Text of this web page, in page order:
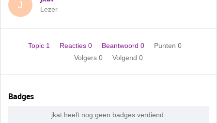
J Lezer
Topic 1 Reacties 0 Beantwoord 0
Punten 0
Volgers 0 Volgend 0
Badges
jkat heeft nog geen badges verdiend.